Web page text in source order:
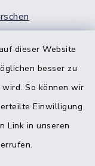
dieser Website
besser zu
So können wir
Einwilligung
Link in unseren